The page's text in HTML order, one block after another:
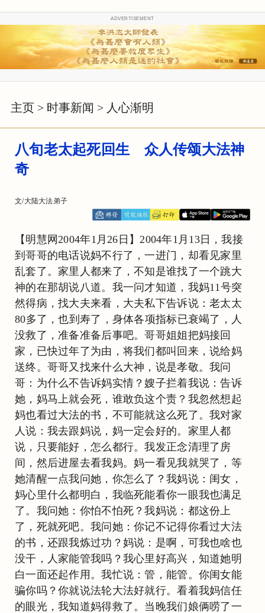
ADVERTISEMENT
主页 > 时事新闻 > 人心渐明
八旬老太起死回生 众人传颂大法神
奇
文/大陆大法弟子
【明慧网2004年1月26日】2004年1月13日，我接
到哥哥的电话说妈不行了，一进门，却看见家里
乱套了。家里人都来了，不知是谁找了一个跳大
神的在那胡说八道。我一问才知道，我妈11号突
然得病，找大夫来看，大夫私下告诉说：老太太
80多了，也到寿了，身体各项指标已衰竭了，人
没救了，准备准备后事吧。哥哥姐姐把妈接回
家，已快过年了为由，将我们都叫回来，说给妈
送终。哥哥又找来什么大神，说是孝敬。我问
哥：为什么不告诉妈实情？嫂子拦着我说：告诉
她，妈马上就会死，谁敢负这个责？我忽然想起
妈也看过大法的书，不可能就这么死了。我对家
人说：我去跟妈说，妈一定会好的。家里人都
说，只要能好，怎么都行。我发正念清理了房
间，然后进屋去看我妈。妈一看见我就哭了，等
她清醒一点我问她，你怎么了？我妈说：闺女，
妈心里什么都明白，我临死能看你一眼我也满足
了。我问她：你怕不怕死？我妈说：都这份上
了，死就死吧。我问她：你记不记得你看过大法
的书，还跟我炼过功？妈说：是啊，可我也啥也
没干，人家能管我吗？我心里好高兴，知道她明
白一面还起作用。我忙说：管，能管。你闺女能
骗你吗？你就说法轮大法好就行。看着我妈信任
的眼光，我知道妈得救了。当晚我们娘俩唠了一